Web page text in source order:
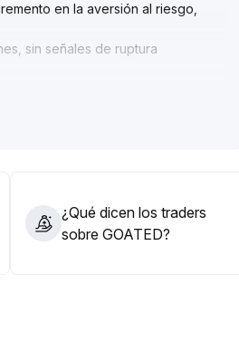
en la aversión al riesgo,
sin señales de ruptura
máximo anterior (rango de
para nuevas subidas
el corto plazo y mantener una
¿Qué dicen los traders
sobre GOATED?